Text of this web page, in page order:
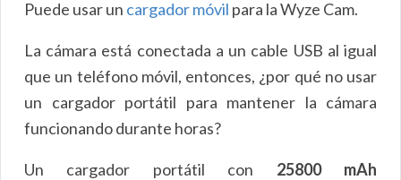
Puede usar un cargador móvil para la Wyze Cam.
La cámara está conectada a un cable USB al igual
que un teléfono móvil, entonces, ¿por qué no usar
un cargador portátil para mantener la cámara
funcionando durante horas?
Un cargador portátil con 25800 mAh